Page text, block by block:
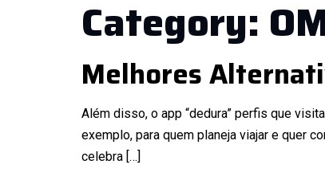
Category:
Melhores
Além disso, o app “dedura” perfis que
exemplo, para quem planeja viajar e quer
celebra […]